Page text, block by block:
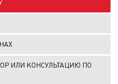
ИЛИ КОНСУЛЬТАЦИЮ ПО